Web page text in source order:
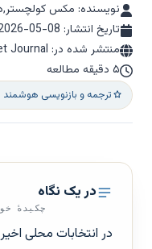
نویسنده: مکس
تاریخ انتشار: 05-08
منتشر شده در: The Wall Street Journal
۵ دقیقه مطالعه
ترجمه و بازنویسی هوشمند
در یک نگاه
چکیدهٔ
در انتخابات محلی